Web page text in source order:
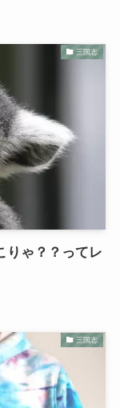
三国志
りゃ？？ってレ
三国志